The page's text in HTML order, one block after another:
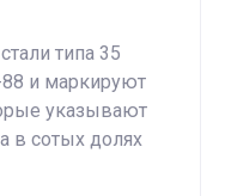
типа 35
и маркируют
указывают
в сотых долях